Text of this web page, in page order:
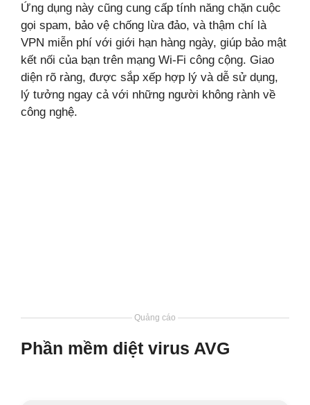
Ứng dụng này cũng cung cấp tính năng chặn cuộc
gọi spam, bảo vệ chống lừa đảo, và thậm chí là
VPN miễn phí với giới hạn hàng ngày, giúp bảo mật
kết nối của bạn trên mạng Wi-Fi công cộng. Giao
diện rõ ràng, được sắp xếp hợp lý và dễ sử dụng,
lý tưởng ngay cả với những người không rành về
công nghệ.
Quảng cáo
Phần mềm diệt virus AVG